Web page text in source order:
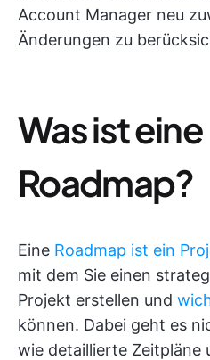
Account Manager neu
Änderungen zu
Was ist eine
Roadmap?
Eine Roadmap ist ein
mit dem Sie einen
Projekt erstellen und
können. Dabei geht es
wie detaillierte Zeitpläne